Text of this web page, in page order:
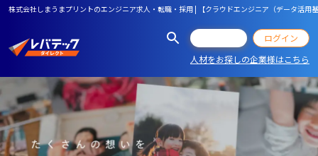
株式会社しまうまプリントのエンジニア求人・転職・採用 | 【クラウドエンジニア（データ活
ログイン
人材をお探しの企業様はこちら